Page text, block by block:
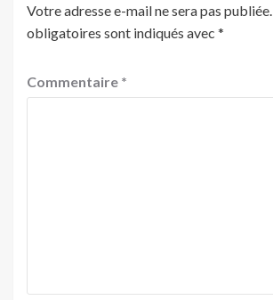
Votre adresse e-mail ne sera pas publiée.
obligatoires sont indiqués avec *
Commentaire *